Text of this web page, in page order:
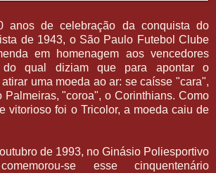
anos de celebração da conquista do
de 1943, o São Paulo Futebol Clube
em homenagem aos vencedores
do qual diziam que para apontar o
uma moeda ao ar: se caísse "cara",
Palmeiras, "coroa", o Corinthians. Como
vitorioso foi o Tricolor, a moeda caiu de
de 1993, no Ginásio Poliesportivo
se esse cinquentenário